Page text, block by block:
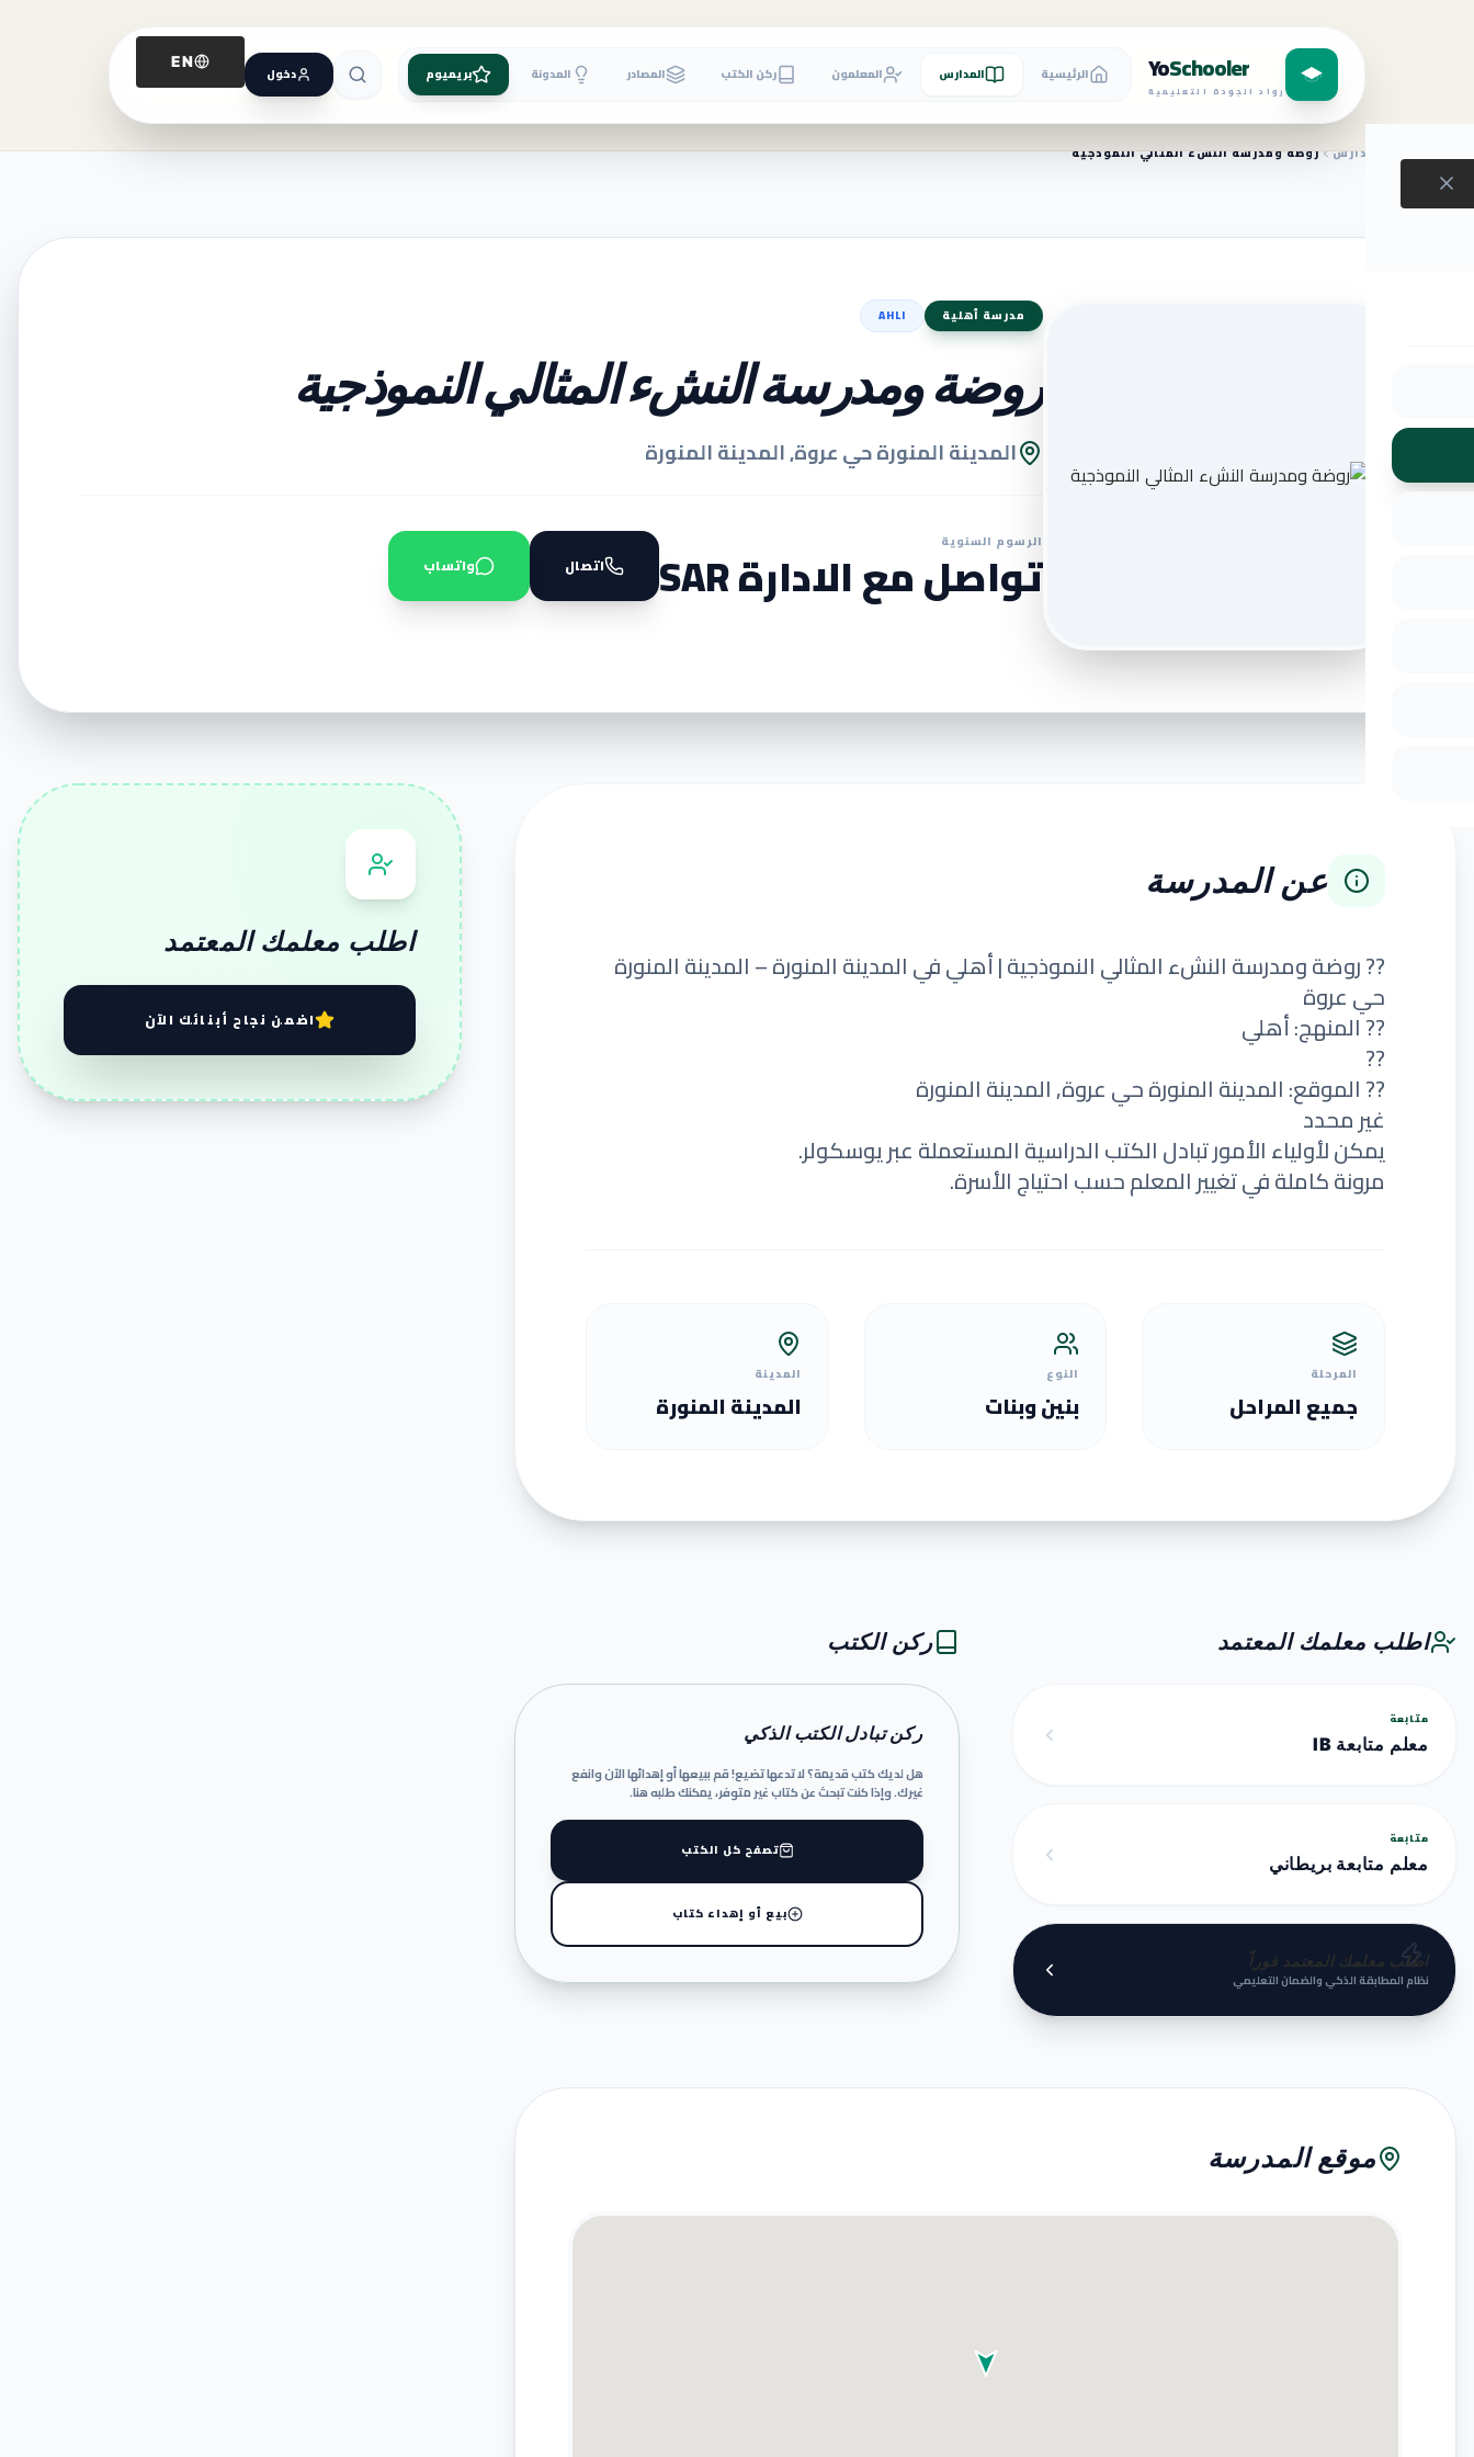
YoSchooler
رواد الجودة التعليمية
الرئيسية المدارس المعلمون ركن الكتب المصادر المدونة بريميوم دخول
EN
المدارس روضة ومدرسة النشء المثالي النموذجية
مدرسة أهلية AHLI
روضة ومدرسة النشء المثالي النموذجية
المدينة المنورة حي عروة, المدينة المنورة
الرسوم السنوية
تواصل مع الادارة SAR اتصال واتساب
عن المدرسة
?? روضة ومدرسة النشء المثالي النموذجية | أهلي في المدينة المنورة – المدينة المنورة
حي عروة
?? المنهج: أهلي
??
?? الموقع: المدينة المنورة حي عروة, المدينة المنورة
غير محدد
يمكن لأولياء الأمور تبادل الكتب الدراسية المستعملة عبر يوسكولر.
مرونة كاملة في تغيير المعلم حسب احتياج الأسرة.
المرحلة
جميع المراحل
النوع
بنين وبنات
المدينة
المدينة المنورة
اطلب معلمك المعتمد
متابعة
معلم متابعة IB
متابعة
معلم متابعة بريطاني
اطلب معلمك المعتمد فوراً
نظام المطابقة الذكي والضمان التعليمي
ركن الكتب
ركن تبادل الكتب الذكي
هل لديك كتب قديمة؟ لا تدعها تضيع! قم ببيعها أو إهدائها الآن وانفع
غيرك. وإذا كنت تبحث عن كتاب غير متوفر، يمكنك طلبه هنا.
تصفح كل الكتب
بيع أو إهداء كتاب
موقع المدرسة
اطلب معلمك المعتمد
اضمن نجاح أبنائك الآن